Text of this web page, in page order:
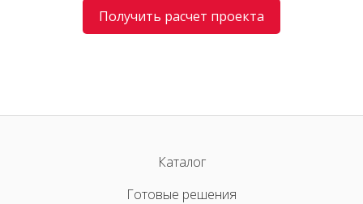
Получить расчет проекта
Каталог
Готовые решения